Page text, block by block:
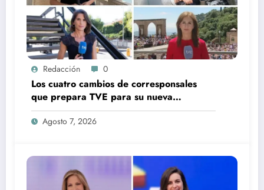
Redacción 0
Los cuatro cambios de corresponsales
que prepara TVE para su nueva
temporada
Agosto 7, 2026